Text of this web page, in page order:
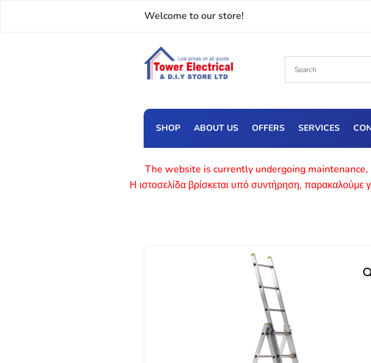
Welcome to our store!
SHOP ABOUT US OFFERS SERVICES
The website is currently undergoing
Η ιστοσελίδα βρίσκεται υπό συντήρηση,